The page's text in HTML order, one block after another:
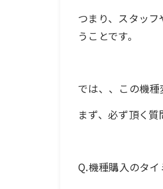
つまり、スタッ
うことです。
では、、この機種
まず、必ず頂く質
Q.機種購入のタ